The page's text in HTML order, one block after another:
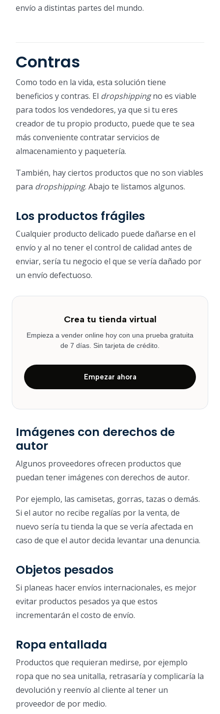
envío a distintas partes del mundo.
Contras
Como todo en la vida, esta solución tiene
beneficios y contras. El dropshippingno es viable
para todos los vendedores, ya que si tu eres
creador de tu propio producto, puede que te sea
más conveniente contratar servicios de
almacenamiento y paquetería.
También, hay ciertos productos que no son viables
para dropshipping. Abajo te listamos algunos.
Los productos frágiles
Cualquier producto delicado puede dañarse en el
envío y al no tener el control de calidad antes de
enviar, sería tu negocio el que se vería dañado por
un envío defectuoso.
Crea tu tienda virtual
Empieza a vender online hoy con una prueba gratuita
de 7 días. Sin tarjeta de crédito.
Empezar ahora
Imágenes con derechos de
autor
Algunos proveedores ofrecen productos que
puedan tener imágenes con derechos de autor.
Por ejemplo, las camisetas, gorras, tazas o demás.
Si el autor no recibe regalías por la venta, de
nuevo sería tu tienda la que se vería afectada en
caso de que el autor decida levantar una denuncia.
Objetos pesados
Si planeas hacer envíos internacionales, es mejor
evitar productos pesados ya que estos
incrementarán el costo de envío.
Ropa entallada
Productos que requieran medirse, por ejemplo
ropa que no sea unitalla, retrasaría y complicaría la
devolución y reenvío al cliente al tener un
proveedor de por medio.